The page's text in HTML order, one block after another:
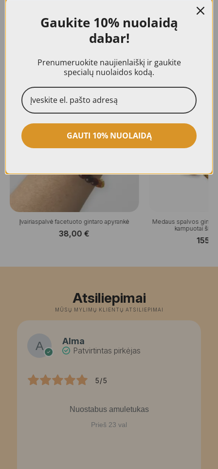
Panašūs produktai
Įvairiaspalvė facetuoto gintaro apyrankė
38,00€
Medaus spalvos
kampuotai
Atsiliepimai
MŪSŲ MYLIMŲ KLIENTŲ ATSILIEPIMAI
Alma
Patvirtintas pirkėjas
5/5
Nuostabus amuletukas
Prieš 23 val
Gaukite 10% nuolaidą
dabar!
Prenumeruokite naujienlaiškį ir gaukite
specialų nuolaidos kodą.
GAUTI 10% NUOLAIDĄ